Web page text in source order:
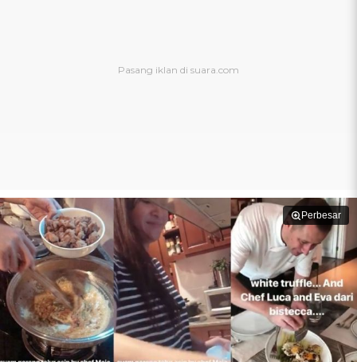
Perbesar